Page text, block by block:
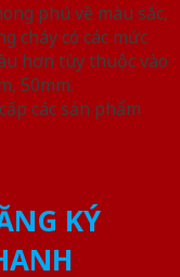
phú về màu sắc,
cháy có các mức
hơn tùy thuộc vào
50mm.
các sản phẩm
KÝ